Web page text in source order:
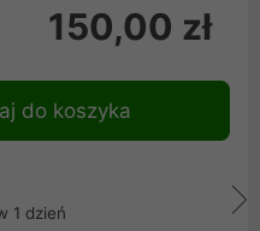
150,00 zł
do koszyka
1 dzień